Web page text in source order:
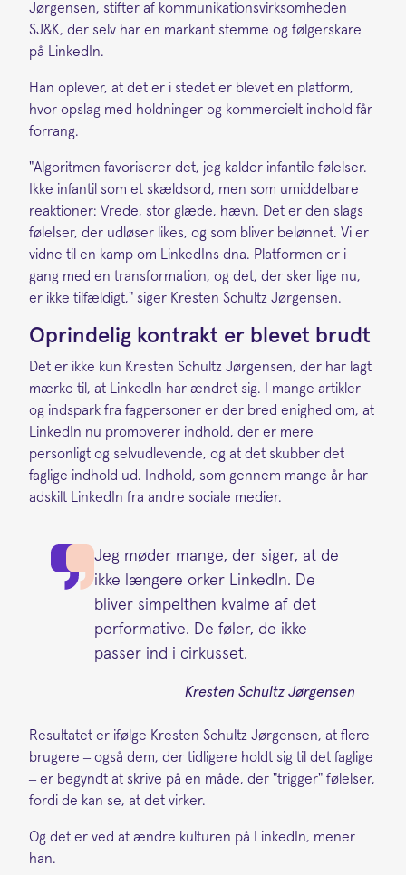
Jørgensen, stifter af kommunikationsvirksomheden
SJ&K, der selv har en markant stemme og følgerskare
på LinkedIn.
Han oplever, at det er i stedet er blevet en platform,
hvor opslag med holdninger og kommercielt indhold får
forrang.
"Algoritmen favoriserer det, jeg kalder infantile følelser.
Ikke infantil som et skældsord, men som umiddelbare
reaktioner: Vrede, stor glæde, hævn. Det er den slags
følelser, der udløser likes, og som bliver belønnet. Vi er
vidne til en kamp om LinkedIns dna. Platformen er i
gang med en transformation, og det, der sker lige nu,
er ikke tilfældigt," siger Kresten Schultz Jørgensen.
Oprindelig kontrakt er blevet brudt
Det er ikke kun Kresten Schultz Jørgensen, der har lagt
mærke til, at LinkedIn har ændret sig. I mange artikler
og indspark fra fagpersoner er der bred enighed om, at
LinkedIn nu promoverer indhold, der er mere
personligt og selvudlevende, og at det skubber det
faglige indhold ud. Indhold, som gennem mange år har
adskilt LinkedIn fra andre sociale medier.
Jeg møder mange, der siger, at de
ikke længere orker LinkedIn. De
bliver simpelthen kvalme af det
performative. De føler, de ikke
passer ind i cirkusset.
Kresten Schultz Jørgensen
Resultatet er ifølge Kresten Schultz Jørgensen, at flere
brugere – også dem, der tidligere holdt sig til det faglige
– er begyndt at skrive på en måde, der "trigger" følelser,
fordi de kan se, at det virker.
Og det er ved at ændre kulturen på LinkedIn, mener
han.